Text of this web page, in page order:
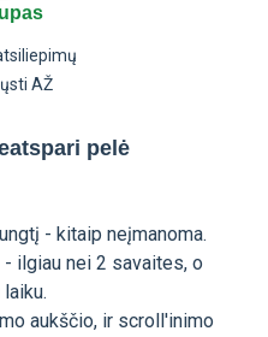
AŽ
pelė
- kitaip neįmanoma.
ilgiau nei 2 savaites, o
aukščio, ir scroll'inimo